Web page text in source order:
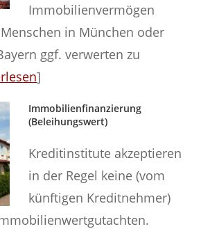
Immobilienvermögen
in München oder
ggf. verwerten zu
]
Immobilienfinanzierung
(Beleihungswert)
Kreditinstitute akzeptieren
in der Regel keine (vom
künftigen Kreditnehmer)